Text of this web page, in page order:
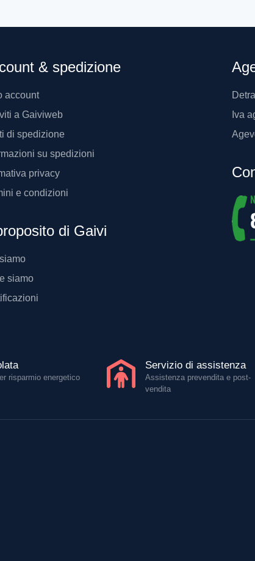
& spedizione
account
a Gaiviweb
di spedizione
su spedizioni
privacy
e condizioni
di Gaivi
siamo
Iva
risparmio energetico
Servizio di assistenza
Assistenza prevendita e post-
vendita